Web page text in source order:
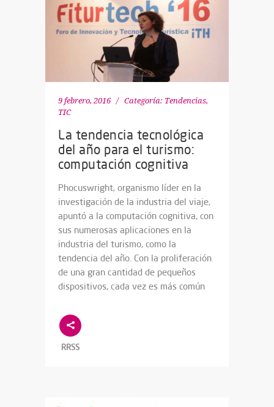
9 febrero, 2016 Categoría: Tendencias,
TIC
La tendencia tecnológica
del año para el turismo:
computación cognitiva
Phocuswright, organismo líder en la
investigación de la industria del viaje,
apuntó a la computación cognitiva, con
sus numerosas aplicaciones en la
industria del turismo, como la
tendencia del año. Con la proliferación
de una gran cantidad de pequeños
dispositivos, cada vez es más común
RRSS